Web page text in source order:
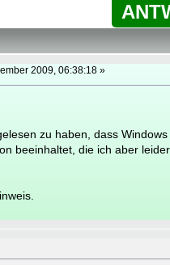
2009, 06:38:18 »
zu haben, dass
beeinhaltet, die ich aber